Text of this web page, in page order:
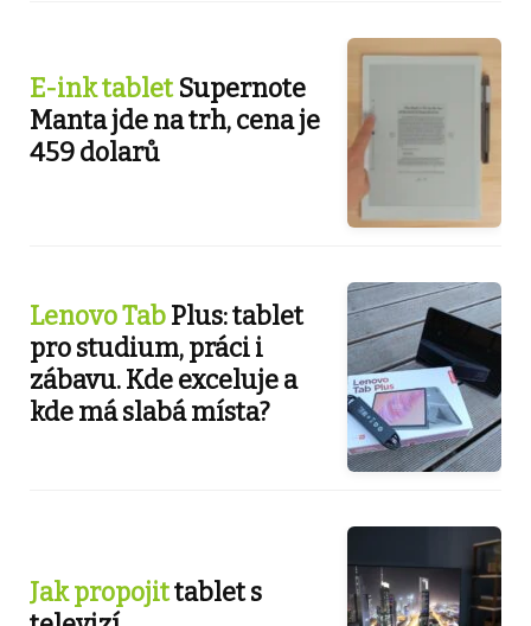
E-ink tabletSupernote
Manta jde na trh, cena je
459 dolarů
Lenovo TabPlus: tablet
pro studium, práci i
zábavu. Kde exceluje a
kde má slabá místa?
Jak propojittablet s